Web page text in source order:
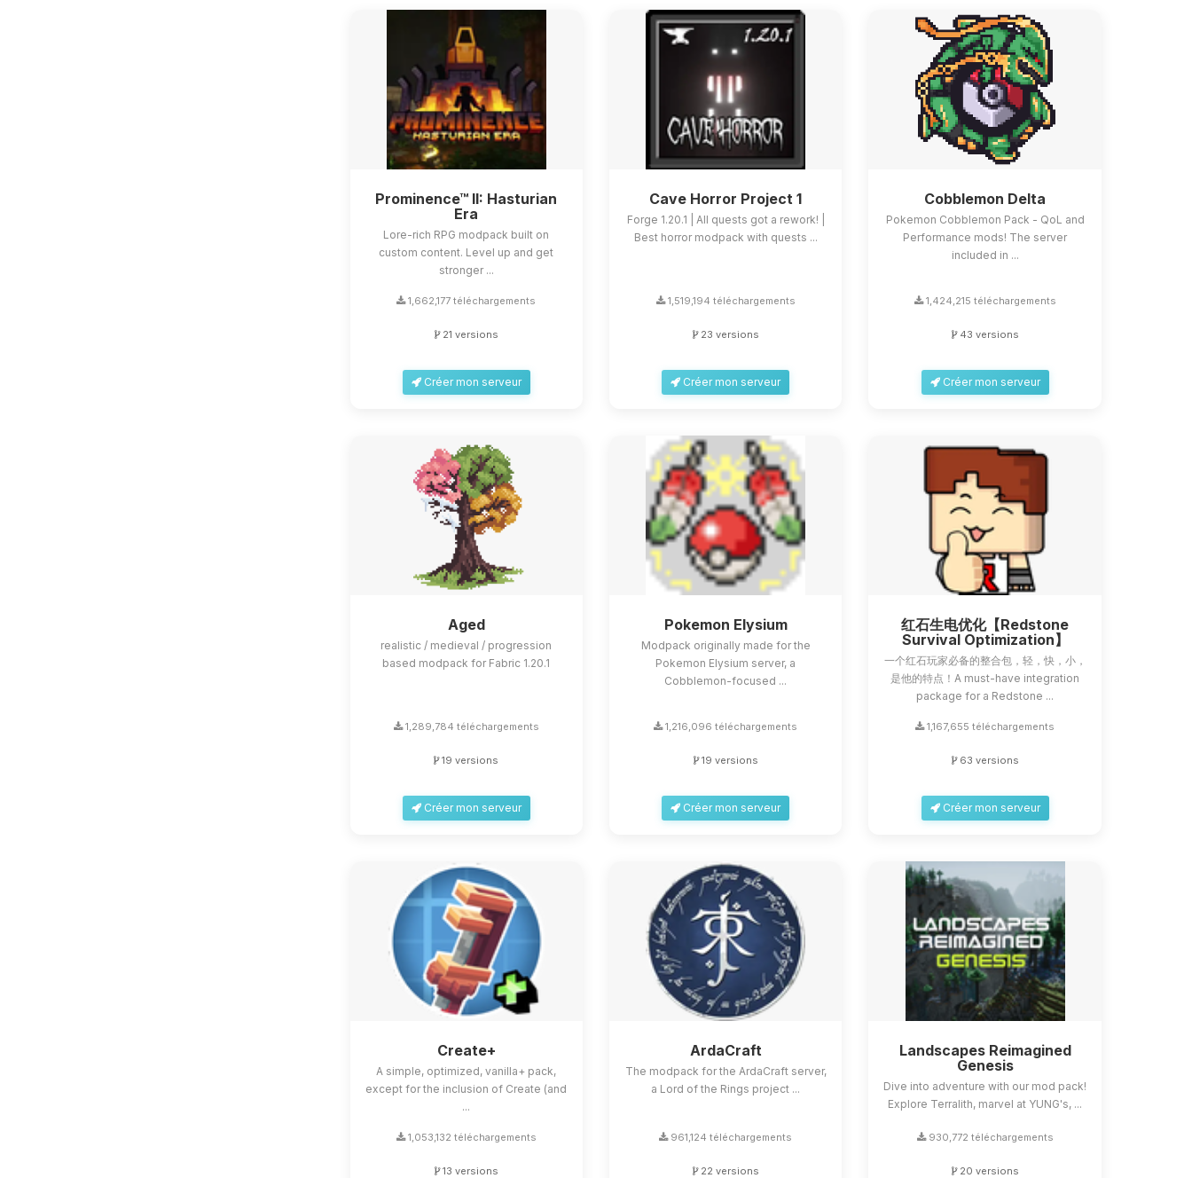
Prominence™ II: Hasturian
Era
Lore-rich RPG modpack built on
custom content. Level up and get
stronger ...
1,662,177 téléchargements
21 versions
Créer mon serveur
Cave Horror Project 1
Forge 1.20.1 | All quests got a rework! |
Best horror modpack with quests ...
1,519,194 téléchargements
23 versions
Créer mon serveur
Cobblemon Delta
Pokemon Cobblemon Pack - QoL and
Performance mods! The server
included in ...
1,424,215 téléchargements
43 versions
Créer mon serveur
Aged
realistic / medieval / progression
based modpack for Fabric 1.20.1
1,289,784 téléchargements
19 versions
Créer mon serveur
Pokemon Elysium
Modpack originally made for the
Pokemon Elysium server, a
Cobblemon-focused ...
1,216,096 téléchargements
19 versions
Créer mon serveur
红石生电优化【Redstone
Survival Optimization】
一个红石玩家必备的整合包，轻，快，小，
是他的特点！A must-have integration
package for a Redstone ...
1,167,655 téléchargements
63 versions
Créer mon serveur
Create+
A simple, optimized, vanilla+ pack,
except for the inclusion of Create (and
...
1,053,132 téléchargements
13 versions
ArdaCraft
The modpack for the ArdaCraft server,
a Lord of the Rings project ...
961,124 téléchargements
22 versions
Landscapes Reimagined
Genesis
Dive into adventure with our mod pack!
Explore Terralith, marvel at YUNG's, ...
930,772 téléchargements
20 versions